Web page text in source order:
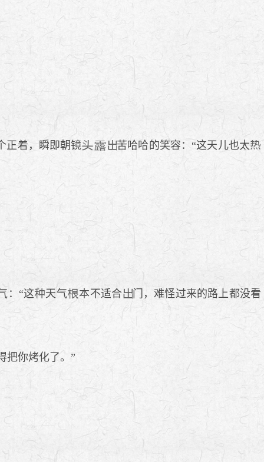
正着，瞬即朝镜 苦哈哈的笑容：“这天儿也太
：“这 天气 本不适合 门，难怪过来的路上都没看
把你烤化了。”